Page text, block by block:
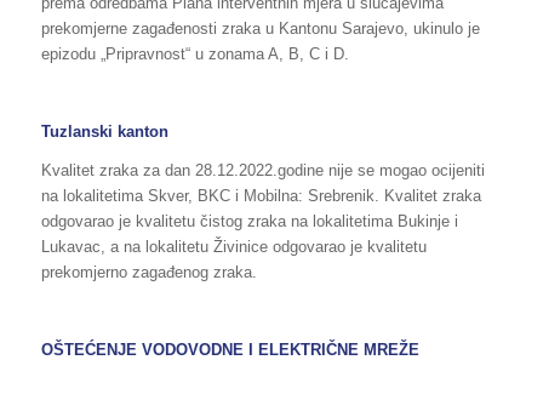
prekomjerne zagađenosti zraka u Kantonu Sarajevo, ukinulo je
epizodu „Pripravnost“ u zonama A, B, C i D.
Tuzlanski kanton
Kvalitet zraka za dan 28.12.2022.godine nije se mogao ocijeniti
na lokalitetima Skver, BKC i Mobilna: Srebrenik. Kvalitet zraka
odgovarao je kvalitetu čistog zraka na lokalitetima Bukinje i
Lukavac, a na lokalitetu Živinice odgovarao je kvalitetu
prekomjerno zagađenog zraka.
OŠTEĆENJE VODOVODNE I ELEKTRIČNE MREŽE